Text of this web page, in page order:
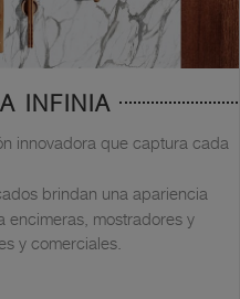
INFINIA
innovadora que captura cada
brindan una apariencia
encimeras, mostradores y
y comerciales.